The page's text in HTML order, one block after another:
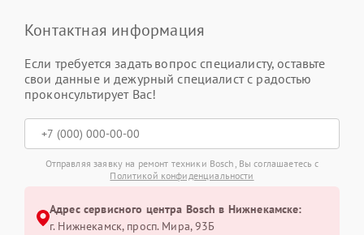
Контактная информация
Если требуется задать вопрос специалисту, оставьте
свои данные и дежурный специалист с радостью
проконсультирует Вас!
Отправляя заявку на ремонт техники Bosch, Вы соглашаетесь с
Политикой конфиденциальности
Адрес сервисного центра Bosch в Нижнекамске:
г. Нижнекамск, просп. Мира, 93Б